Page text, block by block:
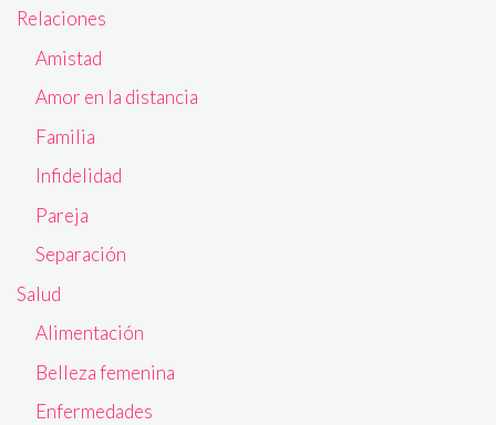
Relaciones
Amistad
Amor en la distancia
Familia
Infidelidad
Pareja
Separación
Salud
Alimentación
Belleza femenina
Enfermedades